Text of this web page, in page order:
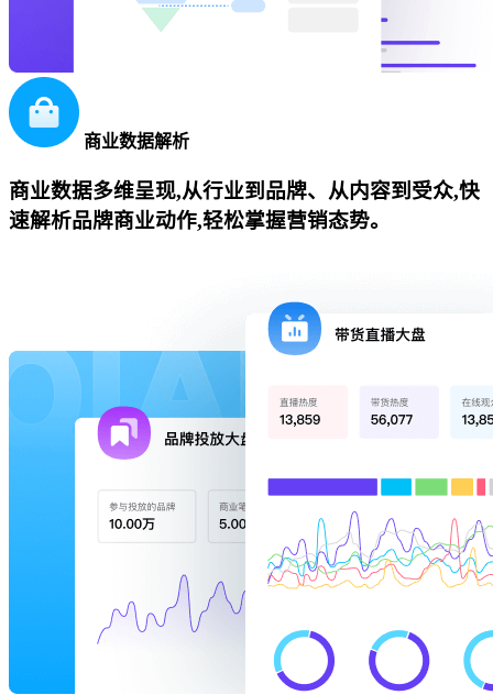
商业数据解析
商业数据多维呈现,从行业到品牌、从内容到受众,快
速解析品牌商业动作,轻松掌握营销态势。